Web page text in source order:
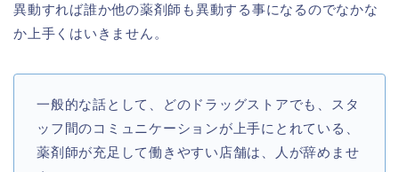
異動すれば誰か他の薬剤師も異動する事になるのでなかな
か上手くはいきません。
一般的な話として、どのドラッグストアでも、スタ
ッフ間のコミュニケーションが上手にとれている、
薬剤師が充足して働きやすい店舗は、人が辞めませ